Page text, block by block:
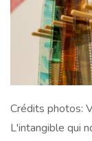
Crédits photos:
L'intangible qui